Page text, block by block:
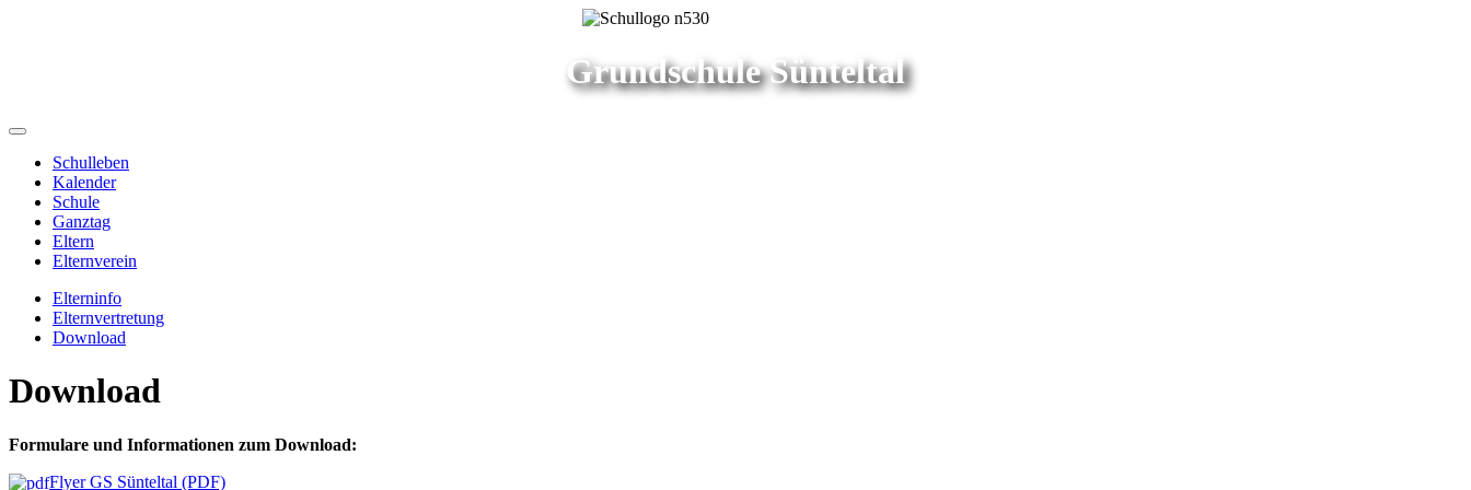
Grundschule Sünteltal
Schulleben
Kalender
Schule
Ganztag
Eltern
Elternverein
Elterninfo
Elternvertretung
Download
Download
Formulare und Informationen zum Download:
Flyer GS Sünteltal (PDF)